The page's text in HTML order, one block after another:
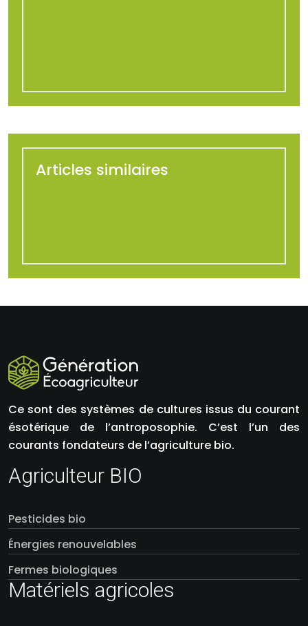
Articles similaires
Ce sont des systèmes de cultures issus du courant
ésotérique de l’antroposophie. C’est l’un des
courants fondateurs de l’agriculture bio.
Agriculteur BIO
Pesticides bio
Énergies renouvelables
Fermes biologiques
Matériels agricoles